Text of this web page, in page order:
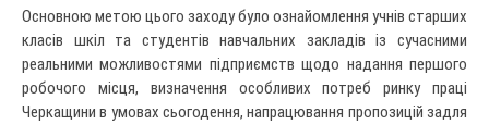
Основною метою цього заходу було ознайомлення учнів старших
класів шкіл та студентів навчальних закладів із сучасними
реальними можливостями підприємств щодо надання першого
робочого місця, визначення особливих потреб ринку праці
Черкащини в умовах сьогодення, напрацювання пропозицій задля